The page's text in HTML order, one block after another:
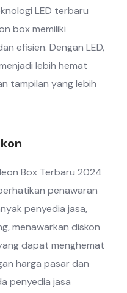
LED terbaru
box memiliki
efisien. Dengan LED,
lebih hemat
tampilan yang lebih
Box Terbaru 2024
penawaran
penyedia jasa,
menawarkan diskon
dapat menghemat
harga pasar dan
penyedia jasa